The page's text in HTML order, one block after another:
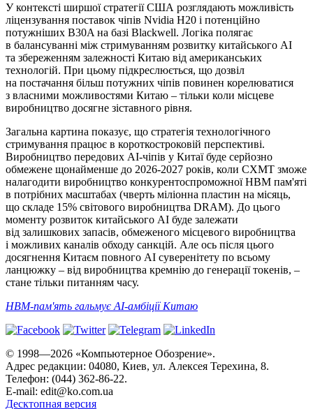
У контексті ширшої стратегії США розглядають можливість
ліцензування поставок чіпів Nvidia H20 і потенційно
потужніших B30A на базі Blackwell. Логіка полягає
в балансуванні між стримуванням розвитку китайського AI
та збереженням залежності Китаю від американських
технологій. При цьому підкреслюється, що дозвіл
на постачання більш потужних чіпів повинен корелюватися
з власними можливостями Китаю – тільки коли місцеве
виробництво досягне зіставного рівня.
Загальна картина показує, що стратегія технологічного
стримування працює в короткостроковій перспективі.
Виробництво передових AI-чіпів у Китаї буде серйозно
обмежене щонайменше до 2026-2027 років, коли CXMT зможе
налагодити виробництво конкурентоспроможної HBM пам'яті
в потрібних масштабах (чверть міліонна пластин на місяць,
що складе 15% світового виробництва DRAM). До цього
моменту розвиток китайського AI буде залежати
від залишкових запасів, обмеженого місцевого виробництва
і можливих каналів обходу санкцій. Але ось після цього
досягнення Китаєм повного AI суверенітету по всьому
ланцюжку – від виробництва кремнію до генерації токенів, –
стане тільки питанням часу.
HBM-пам'ять гальмує AI-амбіції Китаю
© 1998—2026 «Компьютерное Обозрение».
Адрес редакции: 04080, Киев, ул. Алексея Терехина, 8.
Телефон: (044) 362-86-22.
E-mail: edit@ko.com.ua
Десктопная версия